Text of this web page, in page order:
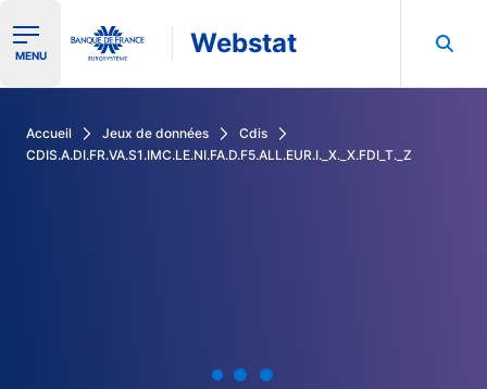
Ouvrir le menu de navigation
MENU Webstat
Accueil Jeux de données
Cdis
CDIS.A.DI.FR.VA.S1.IMC.LE.NI.FA.D.F5.ALL.EUR.I._X._X.FDI_T._Z